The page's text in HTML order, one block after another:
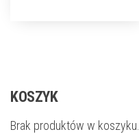
KOSZYK
Brak produktów w koszyku.